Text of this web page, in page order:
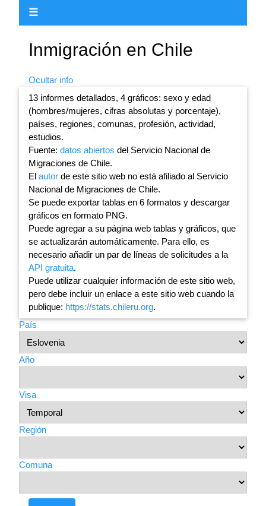
☰
Inmigración en Chile
Ocultar info
13 informes detallados, 4 gráficos: sexo y edad
(hombres/mujeres, cifras absolutas y porcentaje),
países, regiones, comunas, profesión, actividad,
estudios.
Fuente: datos abiertos del Servicio Nacional de
Migraciones de Chile.
El autor de este sitio web no está afiliado al Servicio
Nacional de Migraciones de Chile.
Se puede exportar tablas en 6 formatos y descargar
gráficos en formato PNG.
Puede agregar a su página web tablas y gráficos, que
se actualizarán automáticamente. Para ello, es
necesario añadir un par de líneas de solicitudes a la
API gratuita.
Puede utilizar cualquier información de este sitio web,
pero debe incluir un enlace a este sitio web cuando la
publique: https://stats.chileru.org.
País
Año
Visa
Región
Comuna